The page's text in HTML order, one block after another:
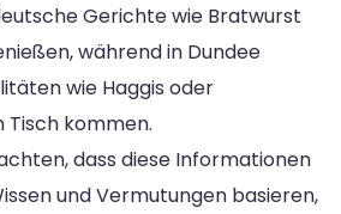
Gerichte wie Bratwurst
während in Dundee
wie Haggis oder
Tisch kommen.
dass diese Informationen
und Vermutungen basieren,